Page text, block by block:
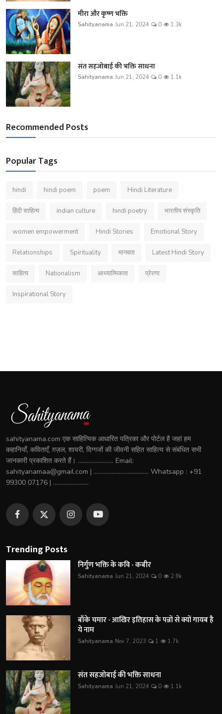
मीरा और कृष्ण भक्ति
Sahityanama Jun 21, 2024 0 1.3k
संत सहजोबाई की भक्ति साधना
Sahityanama Jun 21, 2024 0 1.1k
Recommended Posts
Popular Tags
hindi hindi poem poem Hindi Literature
हिंदी साहित्य indian culture hindi poetry भारतीय संस्कृति
women empowerment Hindi Stories Emotional Story
Relationships Spirituality मानवता Latest Hindi Story
साहित्य Nationalism आध्यात्मिकता प्रेरणा
Inspirational Story
sahityanama.com एक साहित्यिक आधारित पत्रिका और पोर्टल है जहां हम
कहानियाँ, कविताएँ, ग़ज़ल, शायरी, दिग्गजों की जीवनी सहित साहित्य से संबंधित सभी
जानकारी प्रकाशित करते हैं। ........................ Email:
sahityanamaa@gmail.com | ..................................... Whatsapp : +91
99300 07176 | ........................
Trending Posts
निर्गुण भक्ति के कवि - कबीर
Sahityanama Jun 21, 2024 0 2.9k
बाँके चमार - आखिर इतिहास के पन्नों से क्यों गायब है
ये नाम
Sahityanama Nov 7, 2023 1 1.7k
संत सहजोबाई की भक्ति साधना
Sahityanama Jun 21, 2024 0 1.1k